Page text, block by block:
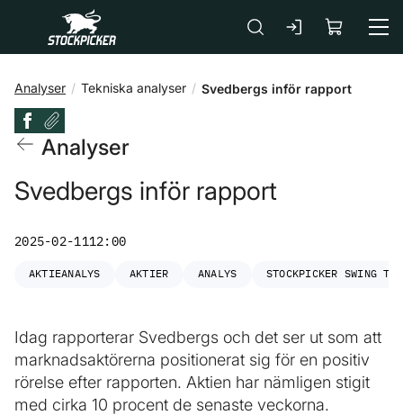
Gå till huvudinnehåll
Analyser Tekniska analyser Svedbergs inför rapport
Analyser
Svedbergs inför rapport
2025-02-1112:00
AKTIEANALYS AKTIER ANALYS STOCKPICKER SWING
Idag rapporterar Svedbergs och det ser ut som att
marknadsaktörerna positionerat sig för en positiv
rörelse efter rapporten. Aktien har nämligen stigit
med cirka 10 procent de senaste veckorna.